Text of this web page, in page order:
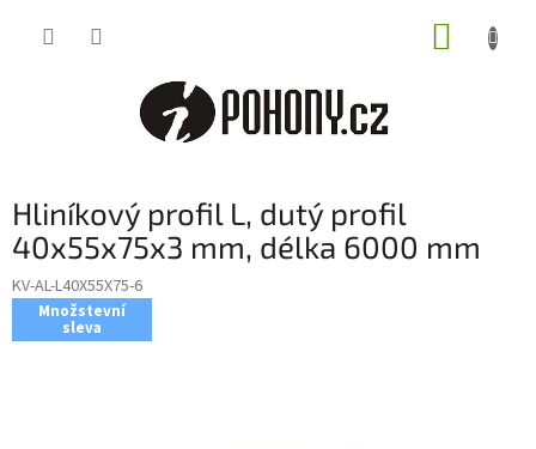
Hliníkový profil L, dutý profil
40x55x75x3 mm, délka 6000 mm
KV-AL-L40X55X75-6
Množstevní
sleva